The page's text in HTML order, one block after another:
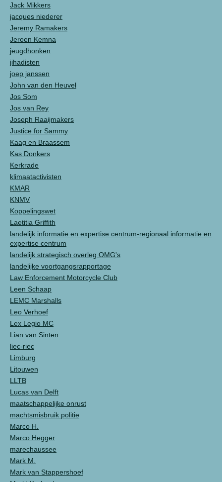
Jack Mikkers
jacques niederer
Jeremy Ramakers
Jeroen Kemna
jeugdhonken
jihadisten
joep janssen
John van den Heuvel
Jos Som
Jos van Rey
Joseph Raaijmakers
Justice for Sammy
Kaag en Braassem
Kas Donkers
Kerkrade
klimaatactivisten
KMAR
KNMV
Koppelingswet
Laetitia Griffith
landelijk informatie en expertise centrum-regionaal informatie en
expertise centrum
landelijk strategisch overleg OMG's
landelijke voortgangsrapportage
Law Enforcement Motorcycle Club
Leen Schaap
LEMC Marshalls
Leo Verhoef
Lex Legio MC
Lian van Sinten
liec-riec
Limburg
Litouwen
LLTB
Lucas van Delft
maatschappelijke onrust
machtsmisbruik politie
Marco H.
Marco Hegger
marechaussee
Mark M.
Mark van Stappershoef